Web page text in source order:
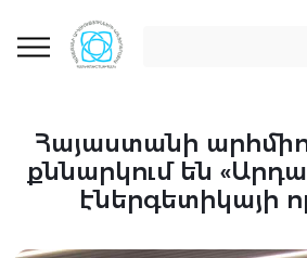
Հայաստանի
քննարկում են
էներգետիկայի